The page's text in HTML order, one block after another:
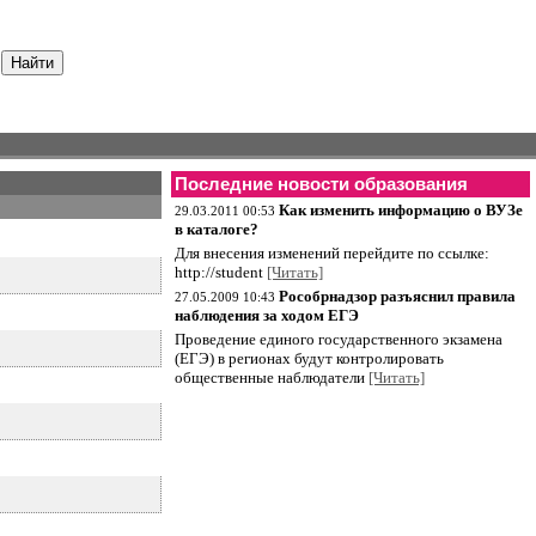
Последние новости образования
29.03.2011 00:53 Как изменить информацию о ВУЗе
в каталоге?
Для внесения изменений перейдите по ссылке:
http://student [Читать]
27.05.2009 10:43 Рособрнадзор разъяснил правила
наблюдения за ходом ЕГЭ
Проведение единого государственного экзамена
(ЕГЭ) в регионах будут контролировать
общественные наблюдатели [Читать]